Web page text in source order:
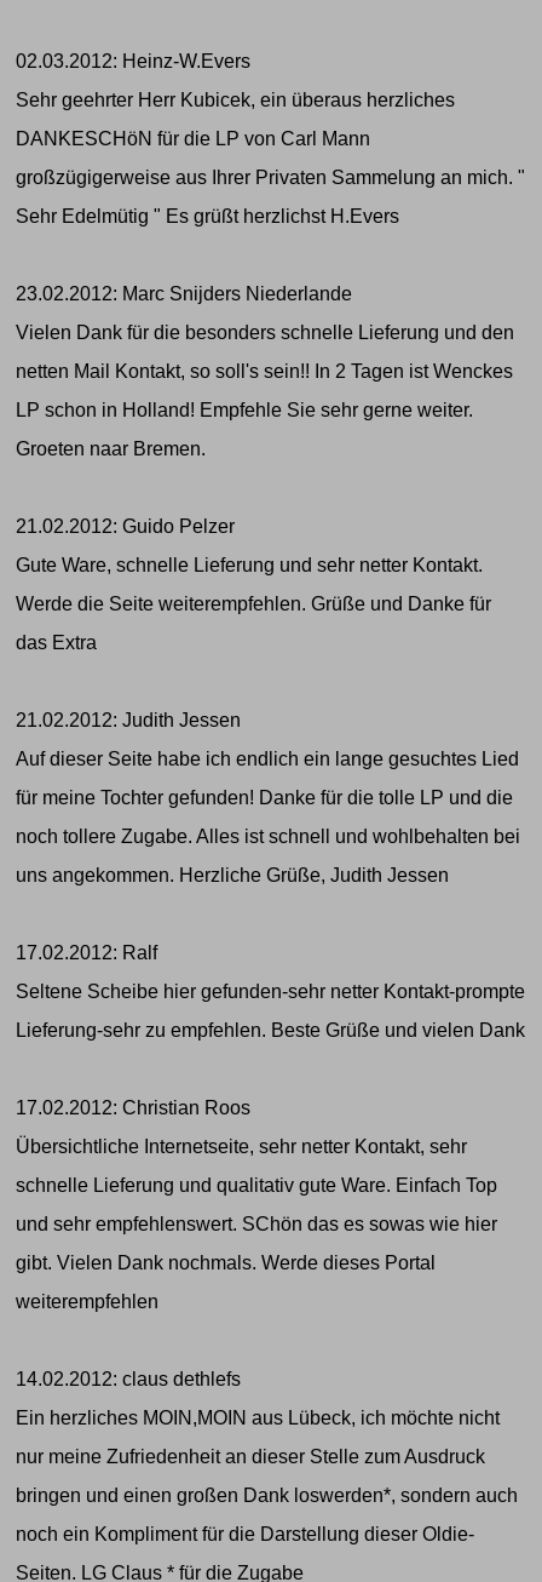
02.03.2012: Heinz-W.Evers
Sehr geehrter Herr Kubicek, ein überaus herzliches
DANKESCHöN für die LP von Carl Mann
großzügigerweise aus Ihrer Privaten Sammelung an mich. "
Sehr Edelmütig " Es grüßt herzlichst H.Evers
23.02.2012: Marc Snijders Niederlande
Vielen Dank für die besonders schnelle Lieferung und den
netten Mail Kontakt, so soll's sein!! In 2 Tagen ist Wenckes
LP schon in Holland! Empfehle Sie sehr gerne weiter.
Groeten naar Bremen.
21.02.2012: Guido Pelzer
Gute Ware, schnelle Lieferung und sehr netter Kontakt.
Werde die Seite weiterempfehlen. Grüße und Danke für
das Extra
21.02.2012: Judith Jessen
Auf dieser Seite habe ich endlich ein lange gesuchtes Lied
für meine Tochter gefunden! Danke für die tolle LP und die
noch tollere Zugabe. Alles ist schnell und wohlbehalten bei
uns angekommen. Herzliche Grüße, Judith Jessen
17.02.2012: Ralf
Seltene Scheibe hier gefunden-sehr netter Kontakt-prompte
Lieferung-sehr zu empfehlen. Beste Grüße und vielen Dank
17.02.2012: Christian Roos
Übersichtliche Internetseite, sehr netter Kontakt, sehr
schnelle Lieferung und qualitativ gute Ware. Einfach Top
und sehr empfehlenswert. SChön das es sowas wie hier
gibt. Vielen Dank nochmals. Werde dieses Portal
weiterempfehlen
14.02.2012: claus dethlefs
Ein herzliches MOIN,MOIN aus Lübeck, ich möchte nicht
nur meine Zufriedenheit an dieser Stelle zum Ausdruck
bringen und einen großen Dank loswerden*, sondern auch
noch ein Kompliment für die Darstellung dieser Oldie-
Seiten. LG Claus * für die Zugabe